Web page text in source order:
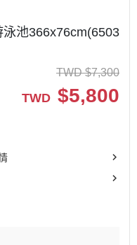
泳池366x76cm(6503
TWD $7,300
TWD $5,800